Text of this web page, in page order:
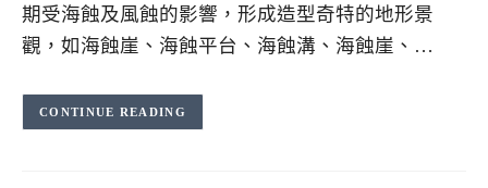
期受海蝕及風蝕的影響，形成造型奇特的地形景
觀，如海蝕崖、海蝕平台、海蝕溝、海蝕崖、…
CONTINUE READING